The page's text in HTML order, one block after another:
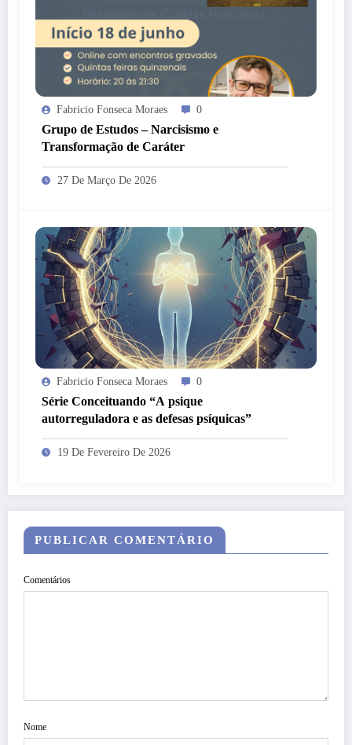
Fabricio Fonseca Moraes 0
Grupo de Estudos – Narcisismo e
Transformação de Caráter
27 De Março De 2026
Fabricio Fonseca Moraes 0
Série Conceituando “A psique
autorreguladora e as defesas psíquicas”
19 De Fevereiro De 2026
PUBLICAR COMENTÁRIO
Comentários
Nome